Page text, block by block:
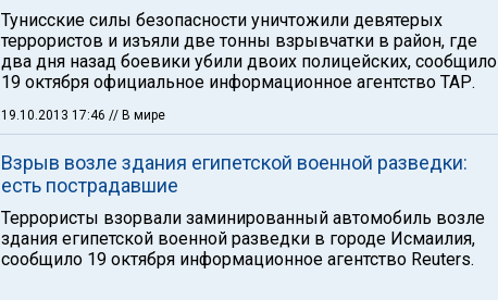
Тунисские силы безопасности уничтожили девятерых
террористов и изъяли две тонны взрывчатки в район, где
два дня назад боевики убили двоих полицейских, сообщило
19 октября официальное информационное агентство ТАР.
19.10.2013 17:46 // В мире
Взрыв возле здания египетской военной разведки:
есть пострадавшие
Террористы взорвали заминированный автомобиль возле
здания египетской военной разведки в городе Исмаилия,
сообщило 19 октября информационное агентство Reuters.